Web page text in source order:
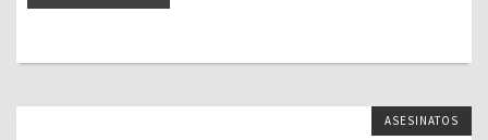
ASESINATOS